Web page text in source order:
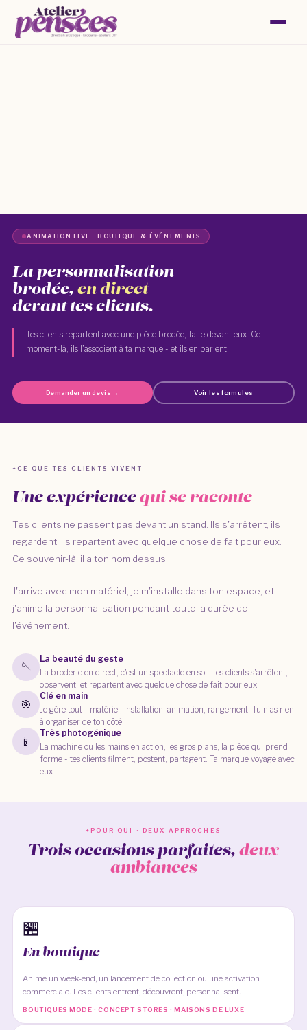
ANIMATION LIVE · BOUTIQUE & ÉVÉNEMENTS
La personnalisation
brodée,en direct
devant tes clients.
Tes clients repartent avec une pièce brodée, faite devant eux. Ce
moment-là, ils l'associent à ta marque - et ils en parlent.
Demander un devis → Voir les formules
CE QUE TES CLIENTS VIVENT
Une expériencequi se raconte
Tes clients ne passent pas devant un stand. Ils s'arrêtent, ils
regardent, ils repartent avec quelque chose de fait pour eux.
Ce souvenir-là, il a ton nom dessus.
J'arrive avec mon matériel, je m'installe dans ton espace, et
j'anime la personnalisation pendant toute la durée de
l'événement.
🪡
La beauté du geste
La broderie en direct, c'est un spectacle en soi. Les clients s'arrêtent,
observent, et repartent avec quelque chose de fait pour eux.
🎯
Clé en main
Je gère tout - matériel, installation, animation, rangement. Tu n'as rien
à organiser de ton côté.
📱
Très photogénique
La machine ou les mains en action, les gros plans, la pièce qui prend
forme - tes clients filment, postent, partagent. Ta marque voyage avec
eux.
POUR QUI · DEUX APPROCHES
Trois occasions parfaites,deux
ambiances
🏪
En boutique
Anime un week-end, un lancement de collection ou une activation
commerciale. Les clients entrent, découvrent, personnalisent.
BOUTIQUES MODE · CONCEPT STORES · MAISONS DE LUXE